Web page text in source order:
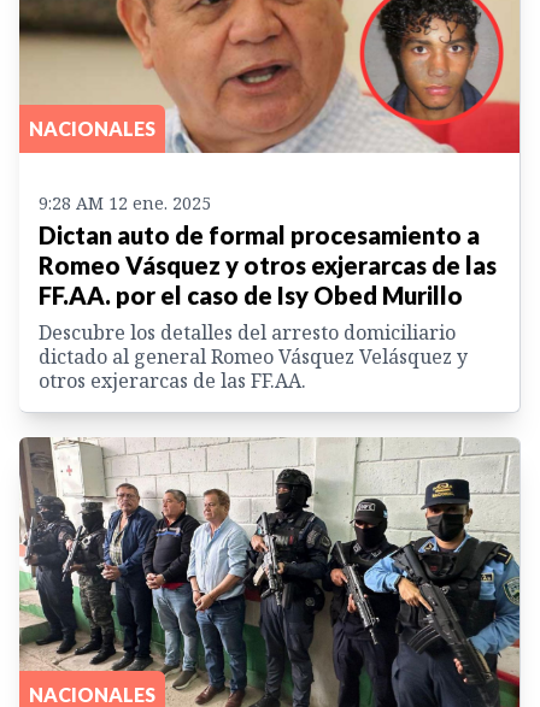
NACIONALES
9:28 AM 12 ene. 2025
Dictan auto de formal procesamiento a
Romeo Vásquez y otros exjerarcas de las
FF.AA. por el caso de Isy Obed Murillo
Descubre los detalles del arresto domiciliario
dictado al general Romeo Vásquez Velásquez y
otros exjerarcas de las FF.AA.
NACIONALES